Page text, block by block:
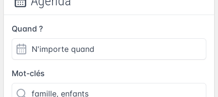
Quand ?
Mot-clés